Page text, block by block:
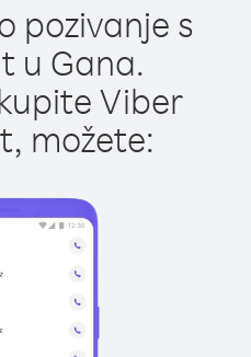
pozivanje s
u Gana.
Viber
možete: